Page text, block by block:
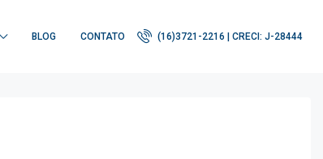
BLOG CONTATO (16)3721-2216 | CRECI: J-28444